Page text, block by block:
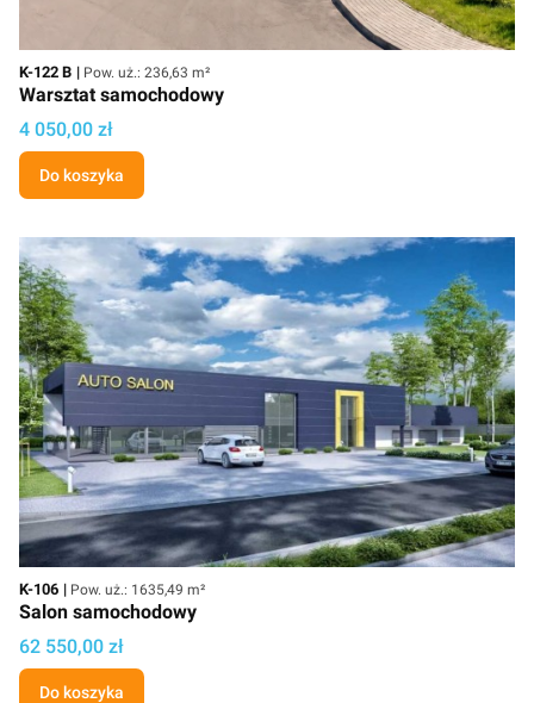
Kod
K-122 B Powierzchnia użytkowa
Pow. uż.: 236,63 m²
Warsztat samochodowy
Cena projektu
4 050,00 zł
Do koszyka
Kod
K-106 Powierzchnia użytkowa
Pow. uż.: 1635,49 m²
Salon samochodowy
Cena
62 550,00 zł
Do koszyka